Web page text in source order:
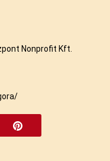
Nonprofit Kft.